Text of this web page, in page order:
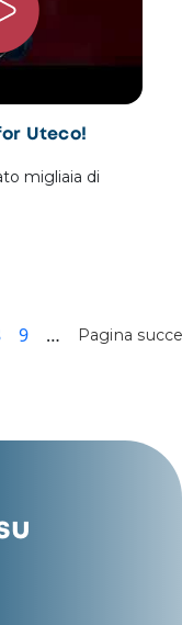
Uteco!
migliaia di
Pagina
9 … Pagina
Pagina